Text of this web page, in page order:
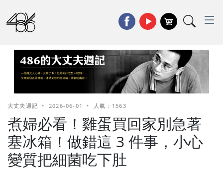
大丈夫週記 • 2026-06-01 • 人氣 : 1563
煮婦必看！雞蛋買回家別急著
塞冰箱！做錯這 3 件事，小心
變質把細菌吃下肚